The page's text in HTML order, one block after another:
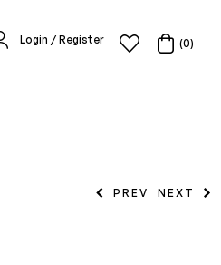
Login / Register (0)
PREV NEXT